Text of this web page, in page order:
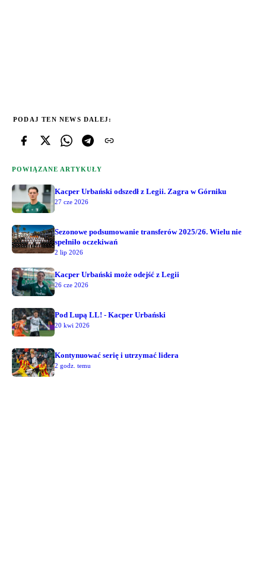
PODAJ TEN NEWS DALEJ:
POWIĄZANE ARTYKUŁY
Kacper Urbański odszedł z Legii. Zagra w Górniku
27 cze 2026
Sezonowe podsumowanie transferów 2025/26. Wielu nie
spełniło oczekiwań
2 lip 2026
Kacper Urbański może odejść z Legii
26 cze 2026
Pod Lupą LL! - Kacper Urbański
20 kwi 2026
Kontynuować serię i utrzymać lidera
2 godz. temu